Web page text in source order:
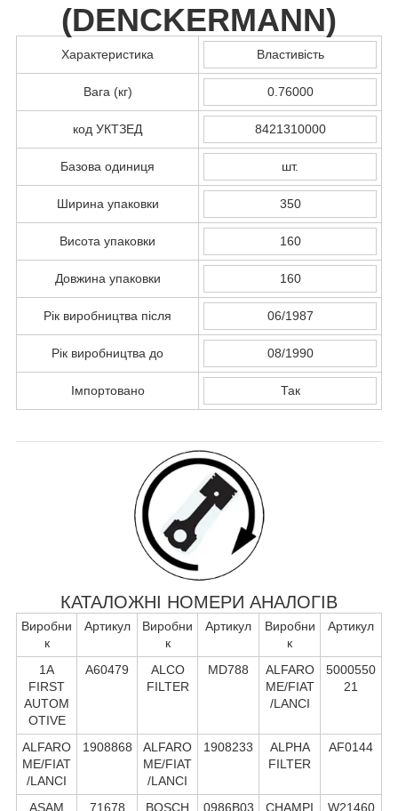
(DENCKERMANN)
Характеристика Властивість
Вага (кг) 0.76000
код УКТЗЕД 8421310000
Базова одиниця шт.
Ширина упаковки 350
Висота упаковки 160
Довжина упаковки 160
Рік виробництва після 06/1987
Рік виробництва до 08/1990
Імпортовано Так
КАТАЛОЖНІ НОМЕРИ АНАЛОГІВ
Виробни
к
Артикул
Виробни
к
Артикул
Виробни
к
Артикул
1A
FIRST
AUTOM
OTIVE
A60479
ALCO
FILTER
MD788
ALFARO
ME/FIAT
/LANCI
5000550
21
ALFARO
ME/FIAT
/LANCI
1908868
ALFARO
ME/FIAT
/LANCI
1908233
ALPHA
FILTER
AF0144
ASAM 71678 BOSCH 0986B03 CHAMPI W21460